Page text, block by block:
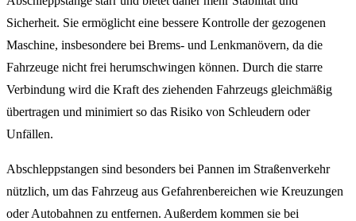
Sicherheit. Sie ermöglicht eine bessere Kontrolle der gezogenen
Maschine, insbesondere bei Brems- und Lenkmanövern, da die
Fahrzeuge nicht frei herumschwingen können. Durch die starre
Verbindung wird die Kraft des ziehenden Fahrzeugs gleichmäßig
übertragen und minimiert so das Risiko von Schleudern oder
Unfällen.
Abschleppstangen sind besonders bei Pannen im Straßenverkehr
nützlich, um das Fahrzeug aus Gefahrenbereichen wie Kreuzungen
oder Autobahnen zu entfernen. Außerdem kommen sie bei